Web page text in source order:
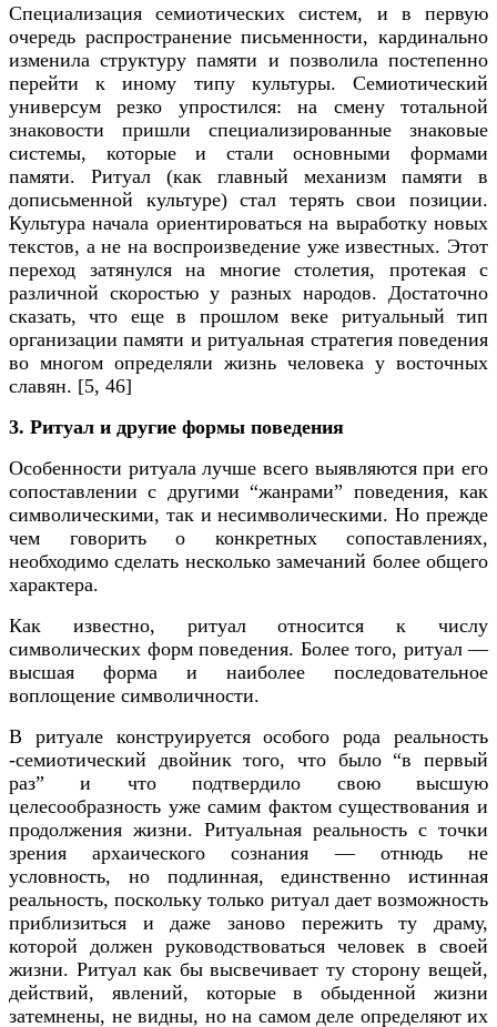
Специализация семиотических систем, и в первую
очередь распространение письменности, кардинально
изменила структуру памяти и позволила постепенно
перейти к иному типу культуры. Семиотический
универсум резко упростился: на смену тотальной
знаковости пришли специализированные знаковые
системы, которые и стали основными формами
памяти. Ритуал (как главный механизм памяти в
дописьменной культуре) стал терять свои позиции.
Культура начала ориентироваться на выработку новых
текстов, а не на воспроизведение уже известных. Этот
переход затянулся на многие столетия, протекая с
различной скоростью у разных народов. Достаточно
сказать, что еще в прошлом веке ритуальный тип
организации памяти и ритуальная стратегия поведения
во многом определяли жизнь человека у восточных
славян. [5, 46]
3. Ритуал и другие формы поведения
Особенности ритуала лучше всего выявляются при его
сопоставлении с другими “жанрами” поведения, как
символическими, так и несимволическими. Но прежде
чем говорить о конкретных сопоставлениях,
необходимо сделать несколько замечаний более общего
характера.
Как известно, ритуал относится к числу
символических форм поведения. Более того, ритуал —
высшая форма и наиболее последовательное
воплощение символичности.
В ритуале конструируется особого рода реальность
-семиотический двойник того, что было “в первый
раз” и что подтвердило свою высшую
целесообразность уже самим фактом существования и
продолжения жизни. Ритуальная реальность с точки
зрения архаического сознания — отнюдь не
условность, но подлинная, единственно истинная
реальность, поскольку только ритуал дает возможность
приблизиться и даже заново пережить ту драму,
которой должен руководствоваться человек в своей
жизни. Ритуал как бы высвечивает ту сторону вещей,
действий, явлений, которые в обыденной жизни
затемнены, не видны, но на самом деле определяют их